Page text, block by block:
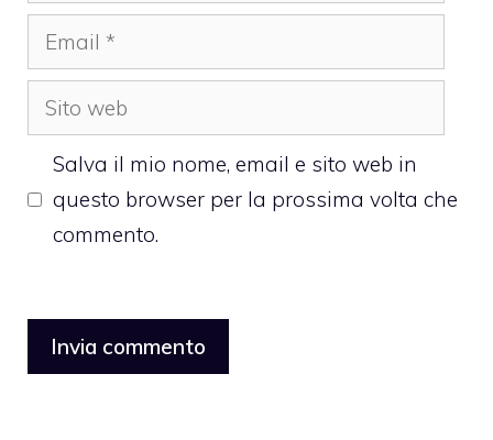
Email
Sito
web
Salva il mio nome, email e sito web in
questo browser per la prossima volta che
commento.